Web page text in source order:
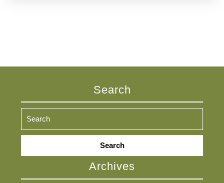
Search
Search
Archives